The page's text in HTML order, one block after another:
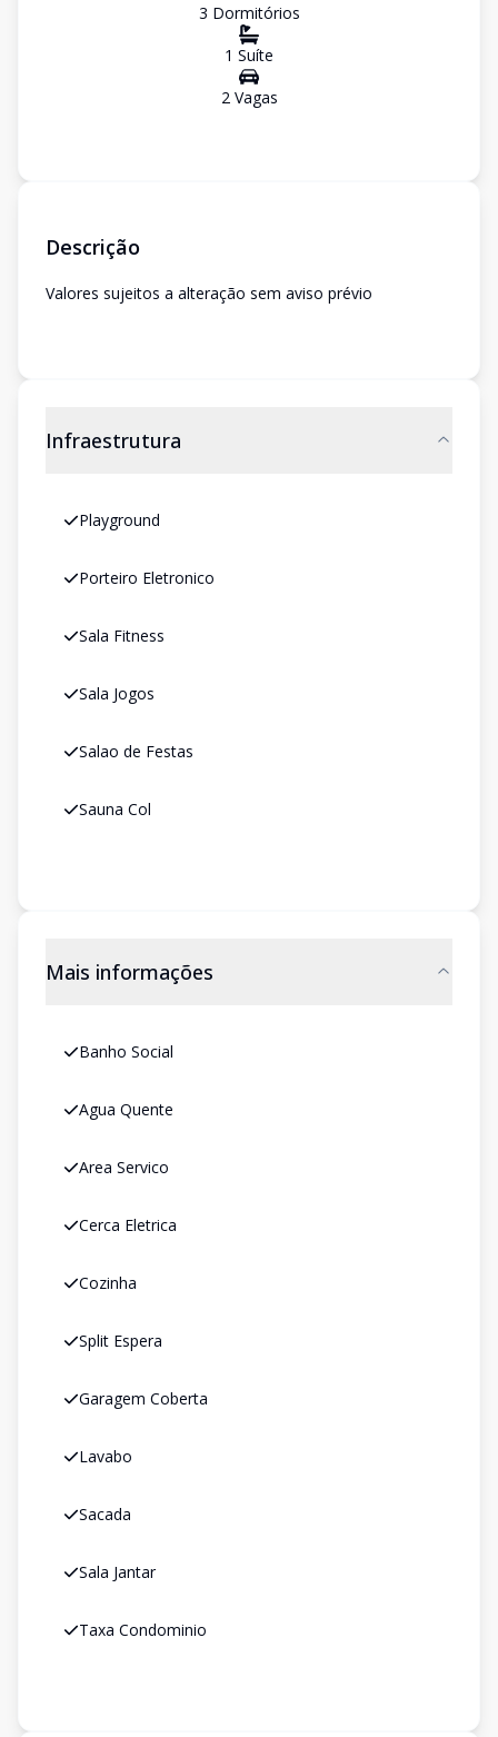
3 Dormitórios
1 Suíte
2Vagas
Descrição
Valores sujeitos a alteração sem aviso prévio
Infraestrutura
Playground
Porteiro Eletronico
Sala Fitness
Sala Jogos
Salao de Festas
Sauna Col
Mais informações
Banho Social
Agua Quente
Area Servico
Cerca Eletrica
Cozinha
Split Espera
Garagem Coberta
Lavabo
Sacada
Sala Jantar
Taxa Condominio